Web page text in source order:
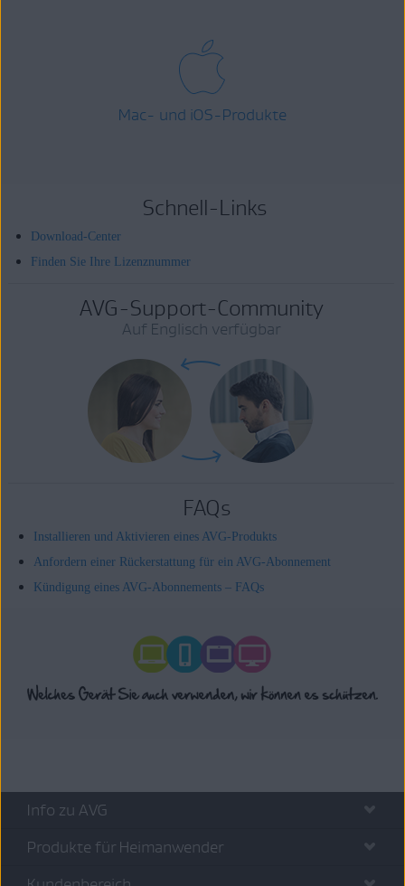
Mac- und iOS-Produkte
Schnell-Links
Download-Center
Finden Sie Ihre Lizenznummer
AVG-Support-Community
Auf Englisch verfügbar
FAQs
Installieren und Aktivieren eines AVG-Produkts
Anfordern einer Rückerstattung für ein AVG-Abonnement
Kündigung eines AVG-Abonnements – FAQs
Info zu AVG
Produkte für Heimanwender